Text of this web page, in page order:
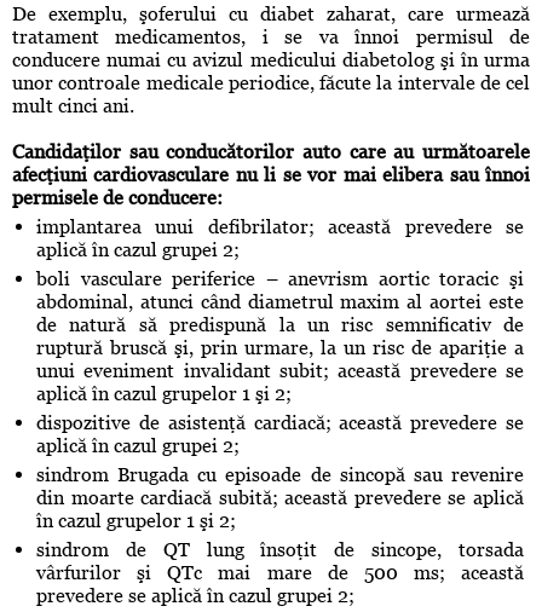
De exemplu, şoferului cu diabet zaharat, care urmează
tratament medicamentos, i se va înnoi permisul de
conducere numai cu avizul medicului diabetolog şi în urma
unor controale medicale periodice, făcute la intervale de cel
mult cinci ani.
Candidaţilor sau conducătorilor auto care au următoarele
afecţiuni cardiovasculare nu li se vor mai elibera sau înnoi
permisele de conducere:
implantarea unui defibrilator; această prevedere se
aplică în cazul grupei 2;
boli vasculare periferice – anevrism aortic toracic şi
abdominal, atunci când diametrul maxim al aortei este
de natură să predispună la un risc semnificativ de
ruptură bruscă şi, prin urmare, la un risc de apariţie a
unui eveniment invalidant subit; această prevedere se
aplică în cazul grupelor 1 şi 2;
dispozitive de asistenţă cardiacă; această prevedere se
aplică în cazul grupei 2;
sindrom Brugada cu episoade de sincopă sau revenire
din moarte cardiacă subită; această prevedere se aplică
în cazul grupelor 1 şi 2;
sindrom de QT lung însoţit de sincope, torsada
vârfurilor şi QTc mai mare de 500 ms; această
prevedere se aplică în cazul grupei 2;